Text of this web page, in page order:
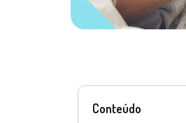
Conteúdo